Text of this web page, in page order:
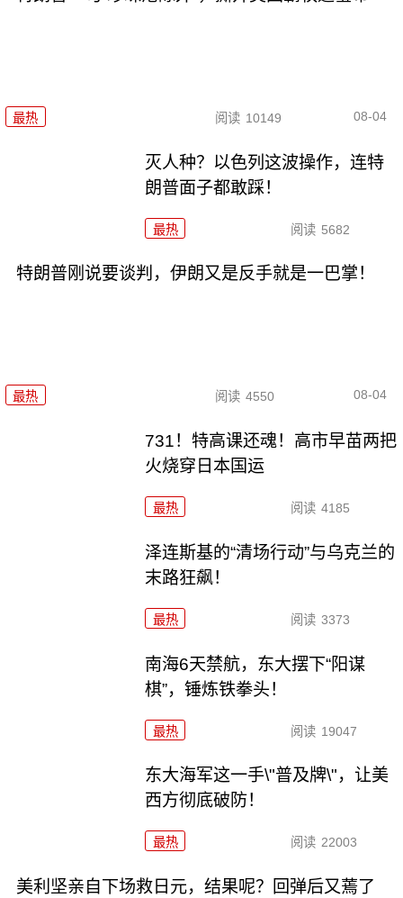
最热 阅读 10149 08-04
灭人种？以色列这波操作，连特
朗普面子都敢踩！
最热 阅读 5682
特朗普刚说要谈判，伊朗又是反手就是一巴掌！
最热 阅读 4550 08-04
731！特高课还魂！高市早苗两把
火烧穿日本国运
最热 阅读 4185
泽连斯基的“清场行动”与乌克兰的
末路狂飙！
最热 阅读 3373
南海6天禁航，东大摆下“阳谋
棋”，锤炼铁拳头！
最热 阅读 19047
东大海军这一手\"普及牌\"，让美
西方彻底破防！
最热 阅读 22003
美利坚亲自下场救日元，结果呢？回弹后又蔫了